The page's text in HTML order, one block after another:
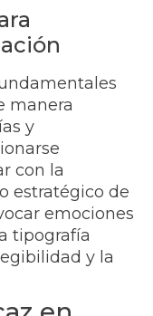
manera
y
con la
estratégico de
emociones
tipografía
y la